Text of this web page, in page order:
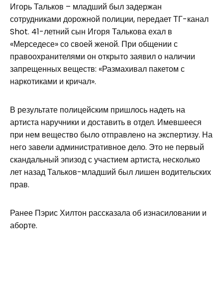
Игорь Тальков – младший был задержан
сотрудниками дорожной полиции, передает ТГ-канал
Shot. 41-летний сын Игоря Талькова ехал в
«Мерседесе» со своей женой. При общении с
правоохранителями он открыто заявил о наличии
запрещенных веществ: «Размахивал пакетом с
наркотиками и кричал».
В результате полицейским пришлось надеть на
артиста наручники и доставить в отдел. Имевшееся
при нем вещество было отправлено на экспертизу. На
него завели административное дело. Это не первый
скандальный эпизод с участием артиста, несколько
лет назад Тальков-младший был лишен водительских
прав.
Ранее Пэрис Хилтон рассказала об изнасиловании и
аборте.